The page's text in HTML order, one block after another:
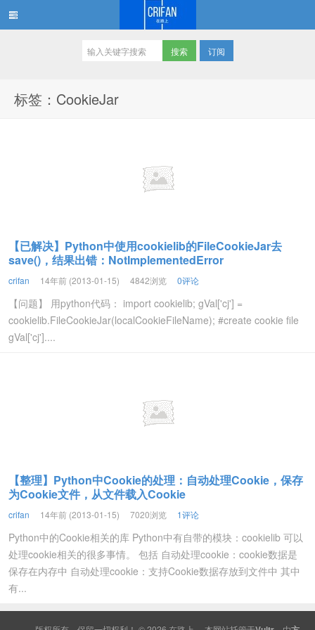
订阅
标签：CookieJar
【已解决】Python中使用cookielib的FileCookieJar去
save()，结果出错：NotImplementedError
crifan 14年前 (2013-01-15) 4842浏览 0评论
【问题】 用python代码： import cookielib; gVal['cj'] =
cookielib.FileCookieJar(localCookieFileName); #create cookie file
gVal['cj']....
【整理】Python中Cookie的处理：自动处理Cookie，保存
为Cookie文件，从文件载入Cookie
crifan 14年前 (2013-01-15) 7020浏览 1评论
Python中的Cookie相关的库 Python中有自带的模块：cookielib 可以
处理cookie相关的很多事情。 包括 自动处理cookie：cookie数据是
保存在内存中 自动处理cookie：支持Cookie数据存放到文件中 其中
有...